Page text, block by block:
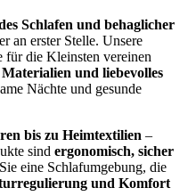
Schlafen und behaglicher
an erster Stelle. Unsere
für die Kleinsten vereinen
und liebevolles
Nächte und gesunde
bis zu Heimtextilien –
sind ergonomisch, sicher
eine Schlafumgebung, die
und Komfort